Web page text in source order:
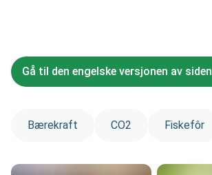
Gå til den engelske versjonen av siden
Bærekraft CO2 Fiskefôr